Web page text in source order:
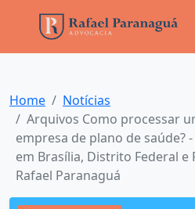
Home
Notícias
Arquivos Como processar
empresa de plano de saúde?
em Brasília, Distrito Federal e
Rafael Paranaguá